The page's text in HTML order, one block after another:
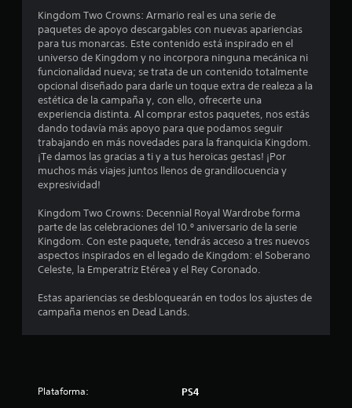
u
n
t
o
t
a
d
e
1
Kingdom Two Crowns: Armario real es una serie de
paquetes de apoyo descargables con nuevas apariencias
para tus monarcas. Este contenido está inspirado en el
universo de Kingdom y no incorpora ninguna mecánica ni
funcionalidad nueva; se trata de un contenido totalmente
opcional diseñado para darle un toque extra de realeza a la
estética de la campaña y, con ello, ofrecerte una
experiencia distinta. Al comprar estos paquetes, nos estás
dando todavía más apoyo para que podamos seguir
trabajando en más novedades para la franquicia Kingdom.
¡Te damos las gracias a ti y a tus heroicas gestas! ¡Por
muchos más viajes juntos llenos de grandilocuencia y
expresividad!
Kingdom Two Crowns: Decennial Royal Wardrobe forma
parte de las celebraciones del 10.º aniversario de la serie
Kingdom. Con este paquete, tendrás acceso a tres nuevos
aspectos inspirados en el legado de Kingdom: el Soberano
Celeste, la Emperatriz Etérea y el Rey Coronado.
Estas apariencias se desbloquearán en todos los ajustes de
campaña menos en Dead Lands.
Plataforma: PS4